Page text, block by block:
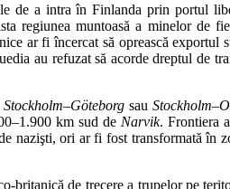
de a intra în Finlanda prin portul
regiunea muntoasă a minelor de
ar fi încercat să oprească
au refuzat să acorde dreptul de
Stockholm–Göteborgsau
km sud de Narvik. Frontiera
nazişti, ori ar fi fost transformată
britanică de trecere a trupelor pe